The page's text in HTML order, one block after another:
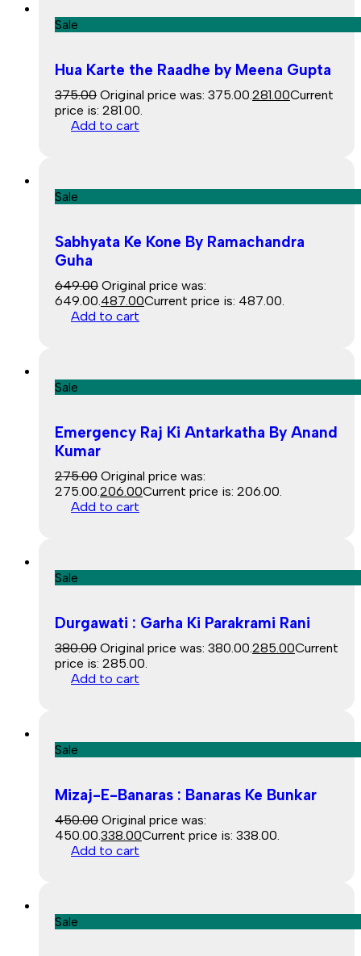
Sale
Hua Karte the Raadhe by Meena Gupta
375.00 Original price was: ₹375.00. 281.00Current
price is: ₹281.00.
Add to cart
Sale
Sabhyata Ke Kone By Ramachandra
Guha
649.00 Original price was:
₹649.00. 487.00Current price is: ₹487.00.
Add to cart
Sale
Emergency Raj Ki Antarkatha By Anand
Kumar
275.00 Original price was:
₹275.00. 206.00Current price is: ₹206.00.
Add to cart
Sale
Durgawati : Garha Ki Parakrami Rani
380.00 Original price was: ₹380.00. 285.00Current
price is: ₹285.00.
Add to cart
Sale
Mizaj-E-Banaras : Banaras Ke Bunkar
450.00 Original price was:
₹450.00. 338.00Current price is: ₹338.00.
Add to cart
Sale